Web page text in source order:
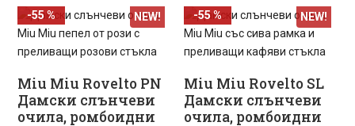
(193.63
лв.).
50,00€
(97.79
лв.).
99,00€
(193.63
лв.).
е:
45,00€
(88.00
Miu Miu Rovelto PN
Дамски слънчеви
очила, ромбоидни
NEW!
-55 %
Miu Miu Rovelto SL
Дамски слънчеви
очила, ромбоидни
NEW!
-55 %